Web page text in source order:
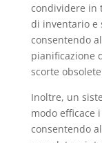
condividere in
di inventario e
consentendo
pianificazione
scorte
Inoltre, un
modo efficace
consentendo